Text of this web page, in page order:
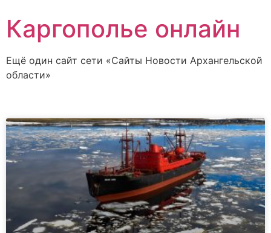
Каргополье онлайн
Ещё один сайт сети «Сайты Новости Архангельской
области»